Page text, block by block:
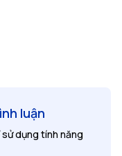
luận
sử dụng tính năng